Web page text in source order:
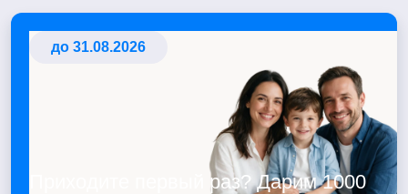
до 31.08.2026
Приходите первый раз? Дарим 1000